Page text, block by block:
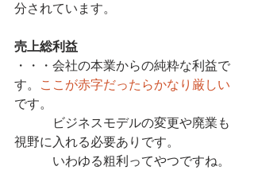
分されています。
売上総利益
・・・会社の本業からの純粋な利益で
す。
ここが赤字だったらかなり厳しい
です。
ビジネスモデルの変更や廃業も
視野に入れる必要ありです。
いわゆる粗利ってやつですね。